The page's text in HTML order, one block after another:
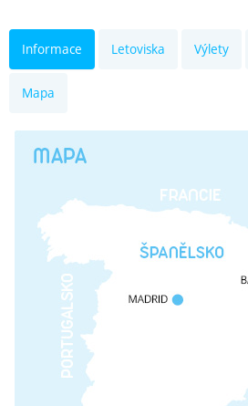
Informace Letoviska Výlety
Mapa